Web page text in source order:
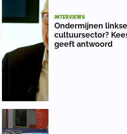
INTERVIEWS
Ondermijnen
cultuursector?
geeft antwoord